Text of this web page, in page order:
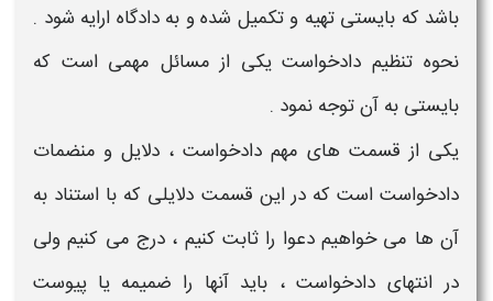
باشد که بایستی تهیه و تکمیل شده و به دادگاه ارایه شود .
نحوه تنظیم دادخواست یکی از مسائل مهمی است که
بایستی به آن توجه نمود .
یکی از قسمت های مهم دادخواست ، دلایل و منضمات
دادخواست است که در این قسمت دلایلی که با استناد به
آن ها می خواهیم دعوا را ثابت کنیم ، درج می کنیم ولی
در انتهای دادخواست ، باید آنها را ضمیمه یا پیوست